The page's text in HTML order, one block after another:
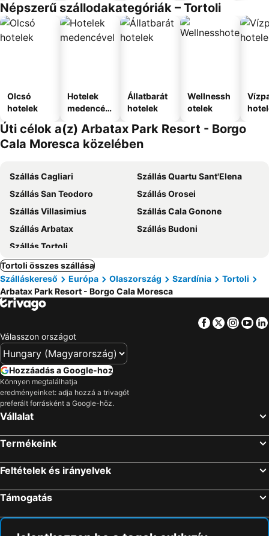
Népszerű szállodakategóriák – Tortoli
Olcsó
hotelek
Hotelek
medencév
Állatbarát
hotelek
Wellnessh
otelek
Úti célok a(z) Arbatax Park Resort - Borgo
Cala Moresca közelében
Szállás Cagliari
Szállás Quartu Sant'Elena
Szállás San Teodoro
Szállás Orosei
Szállás Villasimius
Szállás Cala Gonone
Szállás Arbatax
Szállás Budoni
Szállás Tortoli
Tortoli összes szállása
Szálláskereső
Európa Olaszország Szardínia
Tortoli
Arbatax Park Resort - Borgo Cala Moresca
Facebook
Twitter
Válasszon országot
Hozzáadás a Google-hoz
Könnyen megtalálhatja
eredményeinket: adja hozzá a trivagót
preferált forrásként a Google-höz.
Vállalat
Termékeink
Feltételek és irányelvek
Támogatás